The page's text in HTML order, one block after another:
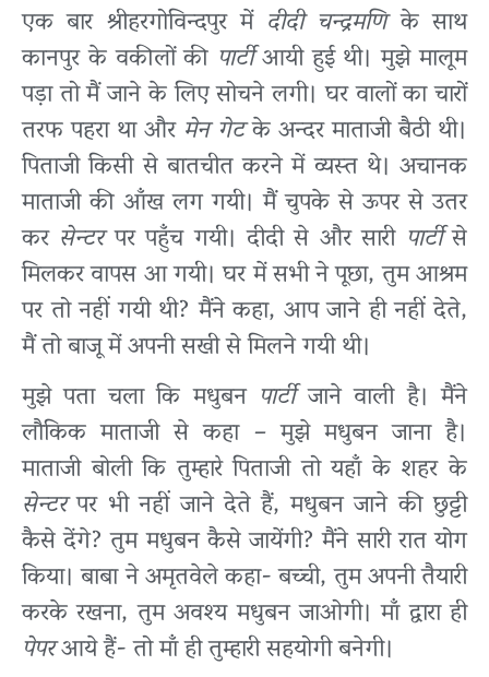
एक बार श्रीहरगोविन्दपुर में दीदी चन्द्रमणिके साथ
कानपुर के वकीलों की पार्टीआयी हुई थी। मुझे मालूम
पड़ा तो मैं जाने के लिए सोचने लगी। घर वालों का चारों
तरफ पहरा था औरमेन गेटके अन्दर माताजी बैठी थी।
पिताजी किसी से बातचीत करने में व्यस्त थे। अचानक
माताजी की आँख लग गयी। मैं चुपके से ऊपर से उतर
कर सेन्टरपर पहुँच गयी। दीदी से और सारी पार्टीसे
मिलकर वापस आ गयी। घर में सभी ने पूछा, तुम आश्रम
पर तो नहीं गयी थी? मैंने कहा, आप जाने ही नहीं देते,
मैं तो बाजू में अपनी सखी से मिलने गयी थी।
मुझे पता चला कि मधुबन पार्टीजाने वाली है। मैंने
लौकिक माताजी से कहा – मुझे मधुबन जाना है।
माताजी बोली कि तुम्हारे पिताजी तो यहाँ के शहर के
सेन्टरपर भी नहीं जाने देते हैं, मधुबन जाने की छुट्टी
कैसे देंगे? तुम मधुबन कैसे जायेंगी? मैंने सारी रात योग
किया। बाबा ने अमृतवेले कहा- बच्ची, तुम अपनी तैयारी
करके रखना, तुम अवश्य मधुबन जाओगी। माँ द्वारा ही
पेपरआये हैं- तो माँ ही तुम्हारी सहयोगी बनेगी।